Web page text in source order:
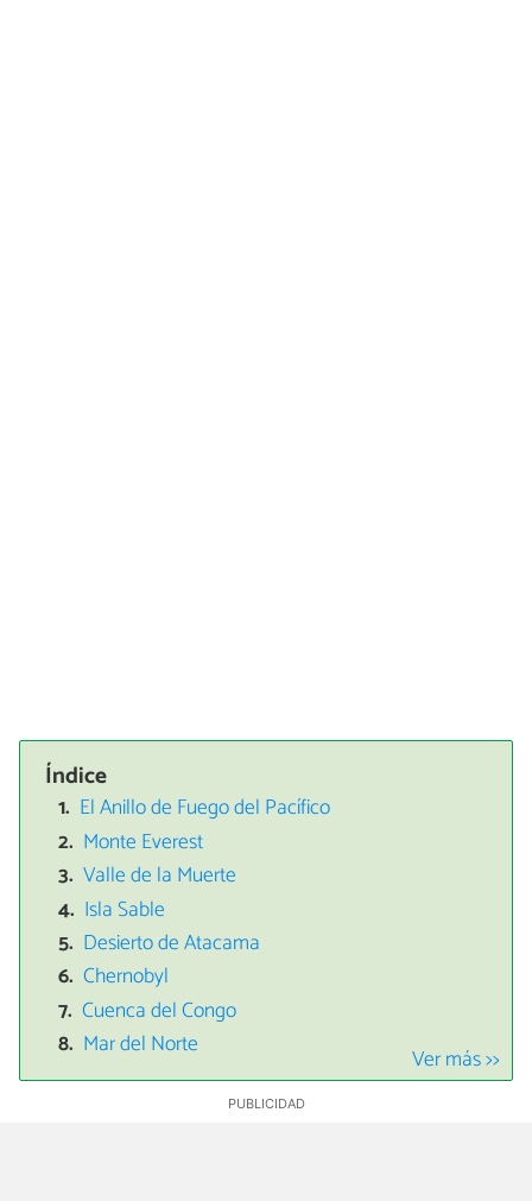
Índice
El Anillo de Fuego del Pacífico
Monte Everest
Valle de la Muerte
Isla Sable
Desierto de Atacama
Chernobyl
Cuenca del Congo
Mar del Norte
Ver más >>